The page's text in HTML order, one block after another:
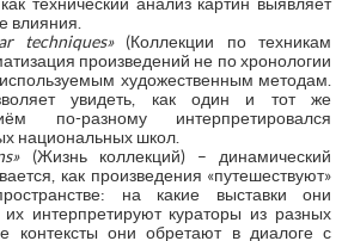
влияния.
techniques»(Коллекции по техникам
произведений не по хронологии
художественным методам.
увидеть, как один и тот же
по-разному интерпретировался
национальных школ.
»(Жизнь коллекций) – динамический
как произведения «путешествуют»
на какие выставки они
их интерпретируют кураторы из разных
контексты они обретают в диалоге с